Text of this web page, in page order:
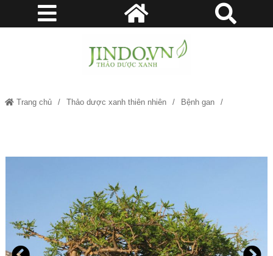
Trang chủ Thảo dược xanh thiên nhiên Bệnh gan